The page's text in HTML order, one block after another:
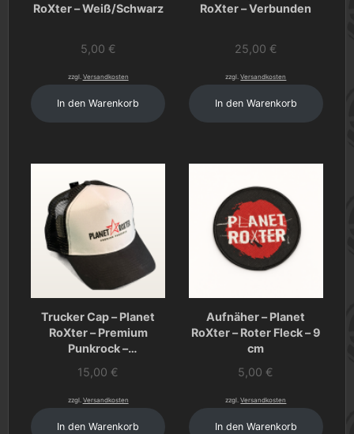
RoXter – Weiß/Schwarz
5,00 €
zzgl. Versandkosten
In den Warenkorb
RoXter – Verbunden
25,00 €
zzgl.Versandkosten
In den Warenkorb
Trucker Cap – Planet
RoXter – Premium
Punkrock –
15,00 €
zzgl. Versandkosten
In den Warenkorb
Aufnäher – Planet
RoXter – Roter Fleck – 9
cm
5,00 €
zzgl.Versandkosten
In den Warenkorb